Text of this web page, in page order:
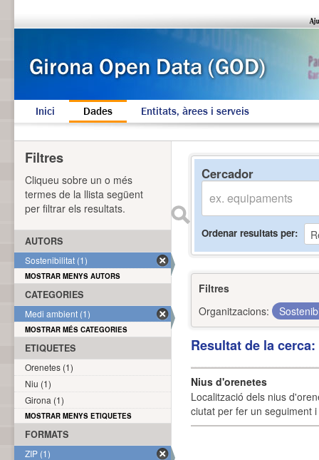
Inici Dades Entitats, àrees i serveis
Cercador
Ordenar resultats per
Filtres
Organitzacions:
Resultat de la
Nius d'orenetes
Localització dels nius
ciutat per fer un seguiment
Filtres
Cliqueu sobre un o més
termes de la llista següent
per filtrar els resultats.
AUTORS
Sostenibilitat (1)
MOSTRAR MENYS AUTORS
CATEGORIES
Medi ambient (1)
MOSTRAR MÉS CATEGORIES
ETIQUETES
Orenetes (1)
Niu (1)
Girona (1)
MOSTRAR MENYS ETIQUETES
FORMATS
ZIP (1)